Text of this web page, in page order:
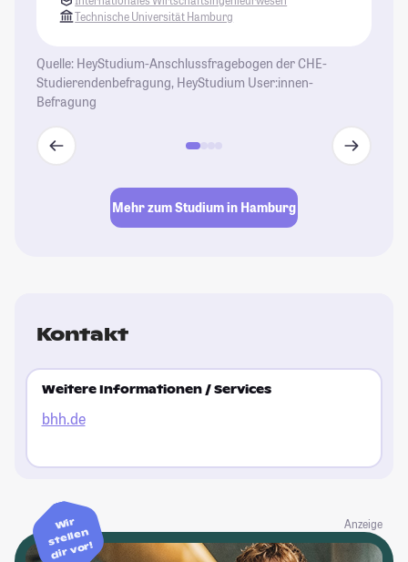
Technische Universität Hamburg
Quelle: HeyStudium-Anschlussfragebogen der CHE-
Studierendenbefragung, HeyStudium User:innen-
Befragung
Mehr zum Studium in Hamburg
Kontakt
Weitere Informationen / Services
bhh.de
Anzeige
Wir
stellen
dir vor!